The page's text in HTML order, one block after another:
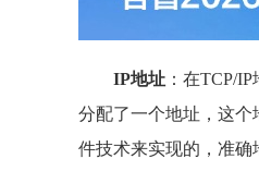
IP地址 ：在TCP/
分配了一个地址，这个
件技术来实现的，准确